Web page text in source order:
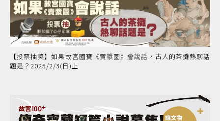
【投票抽獎】如果故宮國寶《賣漿圖》會說話，古人的茶攤熱聊話
題是？2025/2/3(日)止